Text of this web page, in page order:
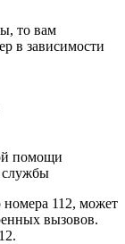
то вам
в зависимости
помощи
службы
112, может
вызовов.